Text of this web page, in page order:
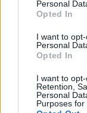
Personal
Opted In
I want to
Personal
Opted In
I want to
Retention,
Personal
Purposes for
Valle d’Aosta:
le supplenze
NEWS